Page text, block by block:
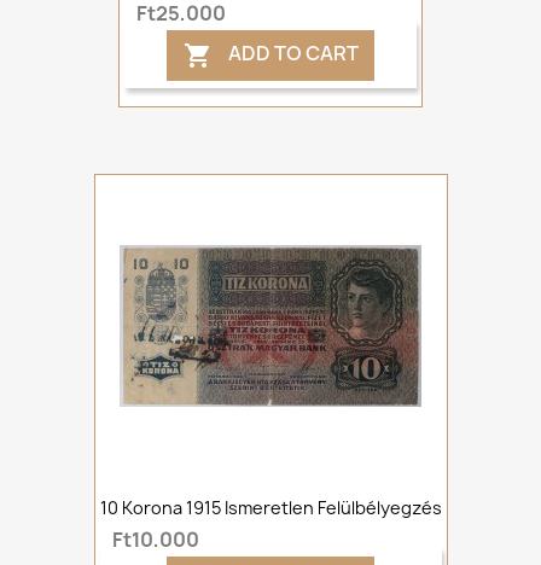
Ft25,000
 ADD TO CART
10 Korona 1915 Ismeretlen Felülbélyegzés
Ft10,000